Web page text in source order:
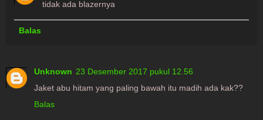
tidak ada blazernya
Balas
Unknown 23 Desember 2017 pukul 12.56
Jaket abu hitam yang paling bawah itu madih ada kak??
Balas